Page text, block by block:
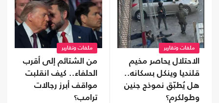
ملفات وتقارير
الاحتلال يحاصر مخيم
قلنديا وينكل بسكانه..
هل يُطبّق نموذج جنين
وطولكرم؟
ملفات وتقارير
من الشتائم إلى أقرب
الحلفاء.. كيف انقلبت
مواقف أبرز رجالات
ترامب؟